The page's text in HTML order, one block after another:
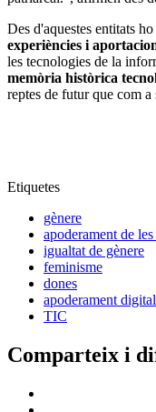
Des d'aquestes entitats
experiències i
les tecnologies de la
memòria històrica
reptes de futur que com
Etiquetes
gènere
apoderament de
igualtat de gènere
feminisme
dones
apoderament digital
TIC
Comparteix i